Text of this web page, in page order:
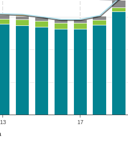
13 17